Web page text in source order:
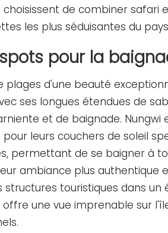
de combiner safari
les plus séduisantes du
pour la
plages d'une beauté
ses longues étendues de
et de baignade. Nungwi
leurs couchers de soleil
permettant de se baigner à
ambiance plus authentique
touristiques dans un
offre une vue imprenable sur